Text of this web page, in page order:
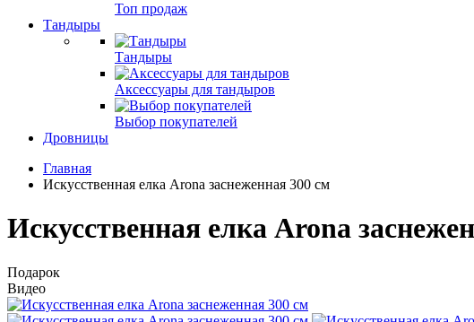
Топ продаж
Тандыры
Тандыры
Аксессуары для тандыров
Выбор покупателей
Дровницы
Главная
Искусственная елка Arona заснеженная 300 см
Искусственная елка Arona
Подарок
Видео